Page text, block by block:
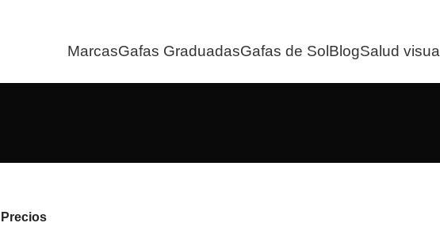
MarcasGafas GraduadasGafas de Sol BlogSalud visual
Precios